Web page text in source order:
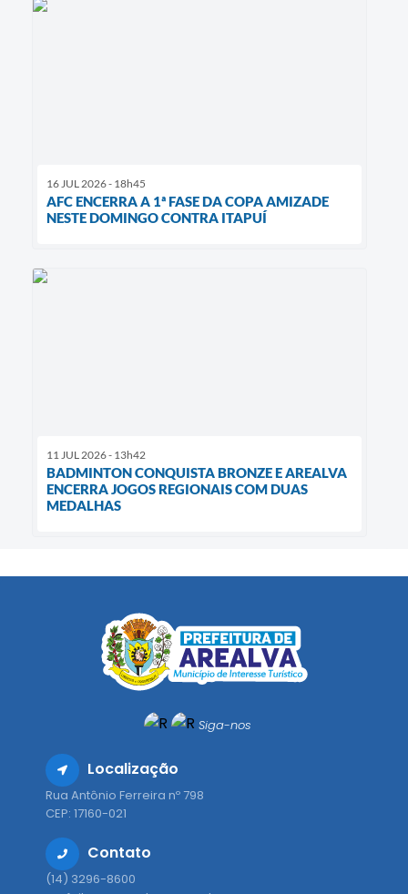
16 JUL 2026 - 18h45
AFC ENCERRA A 1ª FASE DA COPA AMIZADE
NESTE DOMINGO CONTRA ITAPUÍ
11 JUL 2026 - 13h42
BADMINTON CONQUISTA BRONZE E AREALVA
ENCERRA JOGOS REGIONAIS COM DUAS
MEDALHAS
Siga-nos
Localização
Rua Antônio Ferreira nº 798
CEP: 17160-021
Contato
(14) 3296-8600